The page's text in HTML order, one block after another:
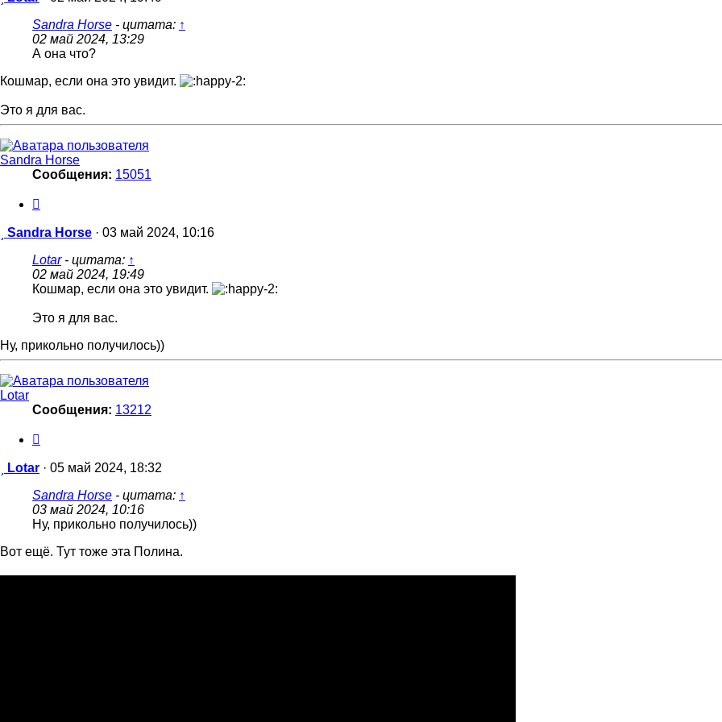
Sandra Horse - цитата: ↑
02 май 2024, 13:29
А она что?
Кошмар, если она это увидит.
Это я для вас.
Sandra Horse
Сообщения: 15051
Сообщение
Sandra Horse · 03 май 2024, 10:16
Lotar- цитата: ↑
02 май 2024, 19:49
Кошмар, если она это увидит.
Это я для вас.
Ну, прикольно получилось))
Lotar
Сообщения: 13212
Сообщение
Lotar · 05 май 2024, 18:32
Sandra Horse - цитата: ↑
03 май 2024, 10:16
Ну, прикольно получилось))
Вот ещё. Тут тоже эта Полина.